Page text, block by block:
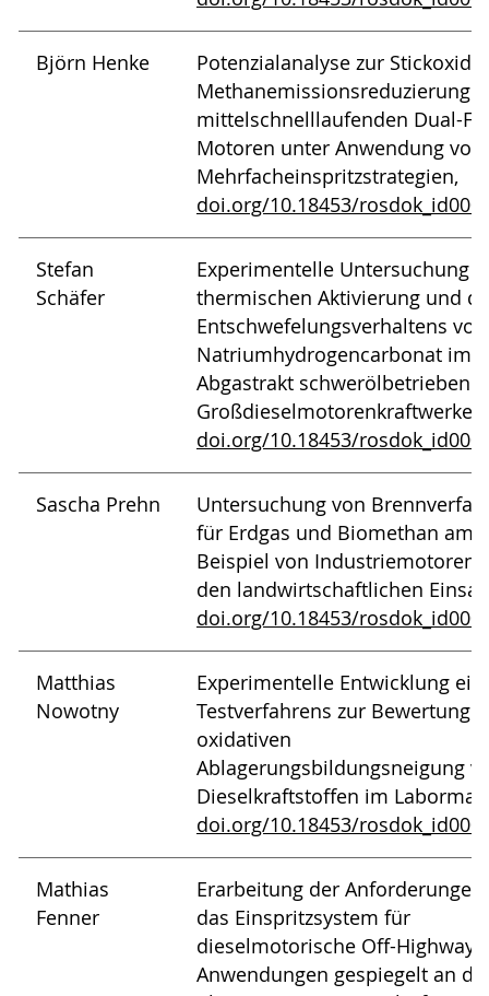
Björn Henke
Potenzialanalyse zur Stickoxid-
Methanemissionsreduzierung
mittelschnelllaufenden Dual-
Motoren unter Anwendung von
Mehrfacheinspritzstrategien,
doi.org/10.18453/
Stefan
Schäfer
Experimentelle Untersuchung
thermischen Aktivierung und
Entschwefelungsverhaltens von
Natriumhydrogencarbonat im
Abgastrakt schwerölbetriebener
Großdieselmotorenkraftwerke,
doi.org/10.18453/
Sascha Prehn
Untersuchung von
für Erdgas und Biomethan am
Beispiel von Industriemotoren
den landwirtschaftlichen
doi.org/10.18453/
Matthias
Nowotny
Experimentelle Entwicklung
Testverfahrens zur Bewertung
oxidativen
Ablagerungsbildungsneigung
Dieselkraftstoffen im
doi.org/10.18453/
Mathias
Fenner
Erarbeitung der Anforderungen
das Einspritzsystem für
dieselmotorische Off-Highway-
Anwendungen gespiegelt an